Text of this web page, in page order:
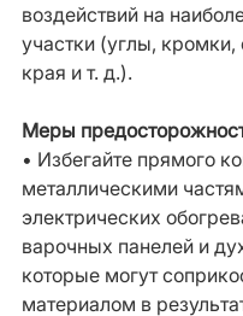
воздействий на
участки (углы,
края и т. д.).
Меры
• Избегайте прямого
металлическими
электрических
варочных панелей и
которые могут
материалом в